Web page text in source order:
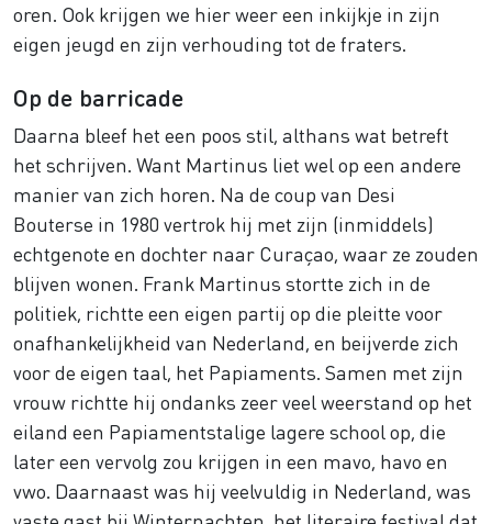
oren. Ook krijgen we hier weer een inkijkje in zijn
eigen jeugd en zijn verhouding tot de fraters.
Op de barricade
Daarna bleef het een poos stil, althans wat betreft
het schrijven. Want Martinus liet wel op een andere
manier van zich horen. Na de coup van Desi
Bouterse in 1980 vertrok hij met zijn (inmiddels)
echtgenote en dochter naar Curaçao, waar ze zouden
blijven wonen. Frank Martinus stortte zich in de
politiek, richtte een eigen partij op die pleitte voor
onafhankelijkheid van Nederland, en beijverde zich
voor de eigen taal, het Papiaments. Samen met zijn
vrouw richtte hij ondanks zeer veel weerstand op het
eiland een Papiamentstalige lagere school op, die
later een vervolg zou krijgen in een mavo, havo en
vwo. Daarnaast was hij veelvuldig in Nederland, was